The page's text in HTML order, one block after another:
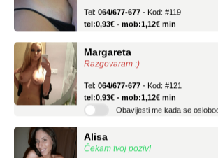
tel:0,93€ - mob:1,12€ min
Razgovaram :)
tel:0,93€ - mob:1,12€ min
Obavijesti me kada se oslobodi
Čekam tvoj poziv!